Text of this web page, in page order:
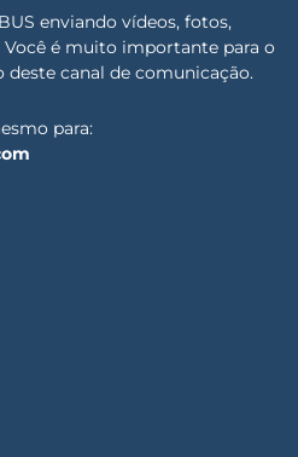
enviando vídeos, fotos,
é muito importante para o
canal de comunicação.
para: